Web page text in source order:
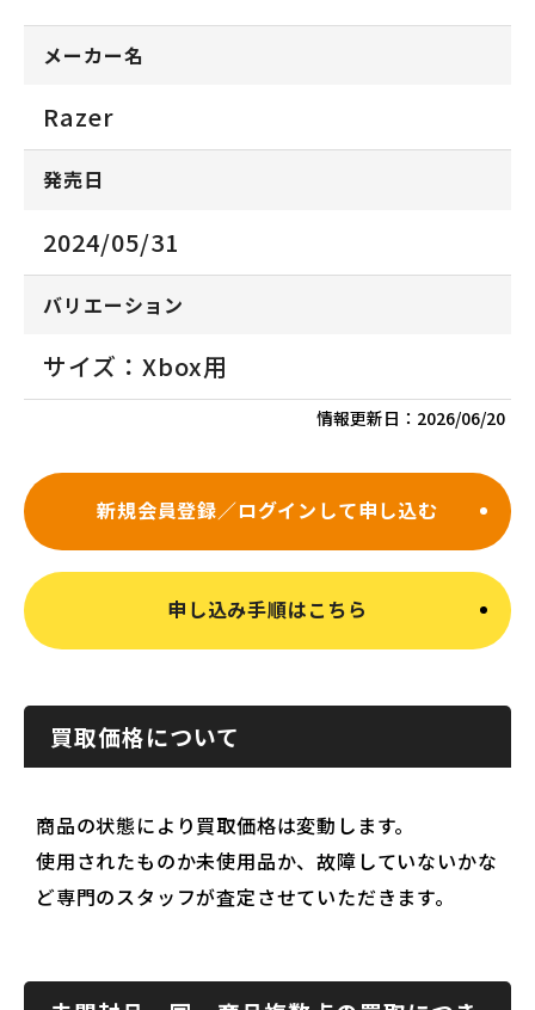
メーカー名
Razer
発売日
2024/05/31
バリエーション
サイズ：Xbox用
情報更新日： 2026/06/20
新規会員登録／ログインして申し込む
申し込み手順はこちら
買取価格について
商品の状態により買取価格は変動します。
使用されたものか未使用品か、故障していないかな
ど専門のスタッフが査定させていただきます。